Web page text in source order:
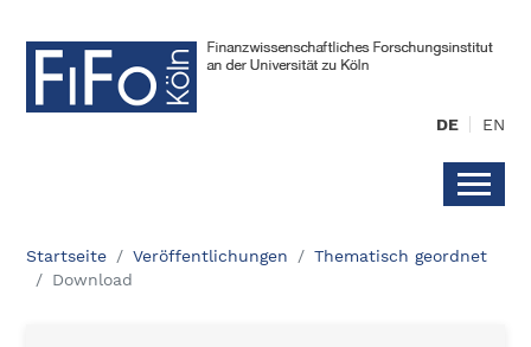
DE EN
Startseite Veröffentlichungen
Thematisch geordnet
Download